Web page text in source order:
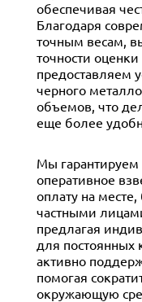
обеспечивая
Благодаря
точным весам,
точности
предоставляем
черного
объемов, что
еще более
Мы гарантируем
оперативное
оплату на
частными
предлагая
для постоянных
активно
помогая
окружающую